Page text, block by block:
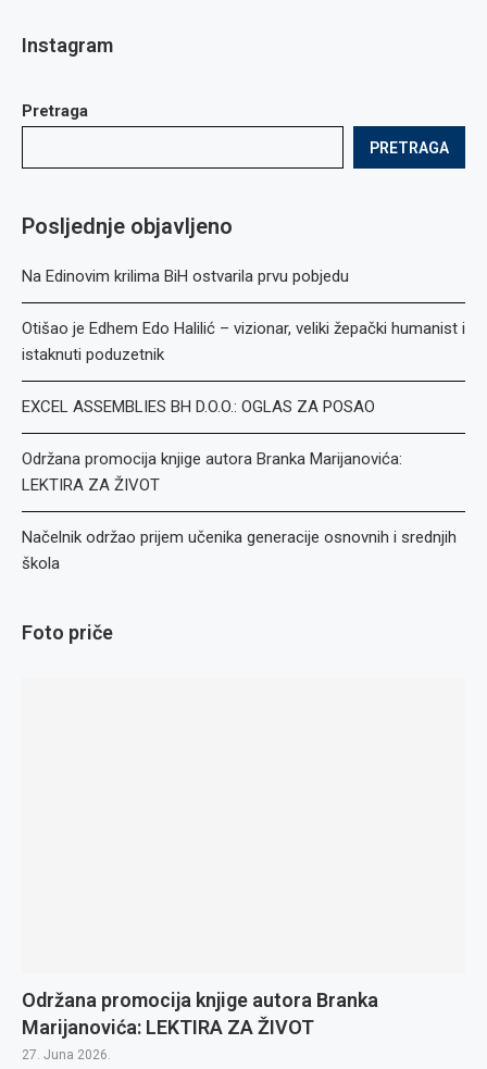
Instagram
Pretraga
PRETRAGA
Posljednje objavljeno
Na Edinovim krilima BiH ostvarila prvu pobjedu
Otišao je Edhem Edo Halilić – vizionar, veliki žepački humanist i
istaknuti poduzetnik
EXCEL ASSEMBLIES BH D.O.O.: OGLAS ZA POSAO
Održana promocija knjige autora Branka Marijanovića:
LEKTIRA ZA ŽIVOT
Načelnik održao prijem učenika generacije osnovnih i srednjih
škola
Foto priče
Održana promocija knjige autora Branka
Marijanovića: LEKTIRA ZA ŽIVOT
27. Juna 2026.